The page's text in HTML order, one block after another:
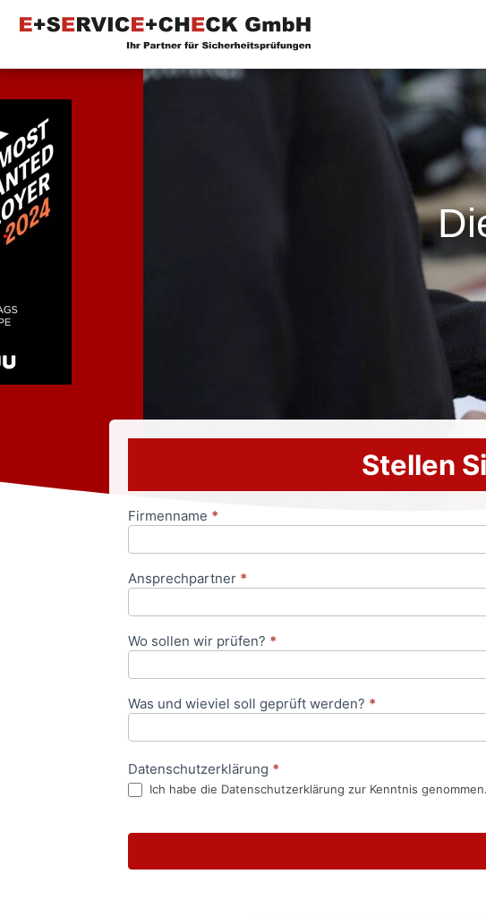
Stellen
Anfrageformular
Firmenname *
Ansprechpartner *
Wo sollen wir prüfen? *
Was und wieviel soll geprüft werden? *
Datenschutzerklärung *
Ich habe die Datenschutzerklärung zur Kenntnis